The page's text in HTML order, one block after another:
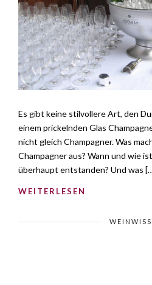
Es gibt keine stilvollere Art, den
einem prickelnden Glas
nicht gleich Champagner. Was
Champagner aus? Wann und wie
überhaupt entstanden? Und was
WEITERLESEN